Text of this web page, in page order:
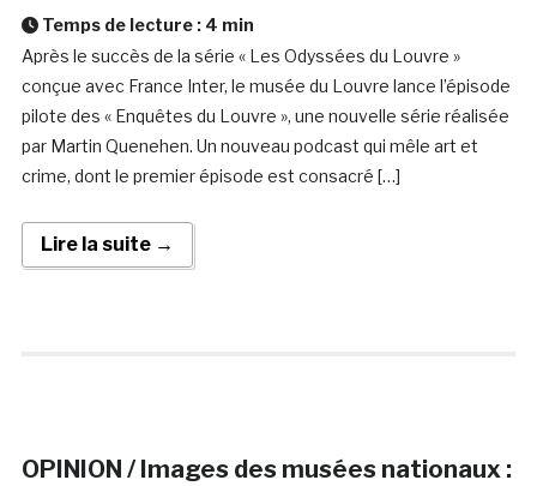
Temps de lecture : 4 min
Après le succès de la série « Les Odyssées du Louvre »
conçue avec France Inter, le musée du Louvre lance l’épisode
pilote des « Enquêtes du Louvre », une nouvelle série réalisée
par Martin Quenehen. Un nouveau podcast qui mêle art et
crime, dont le premier épisode est consacré […]
Lire la suite →
OPINION / Images des musées nationaux :